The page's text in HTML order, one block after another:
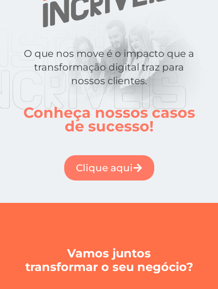
O que nos move é o impacto que a
transformação digital traz para
nossos clientes.
Conheça nossos casos
de sucesso!
Clique aqui
Vamos juntos
transformar o seu negócio?